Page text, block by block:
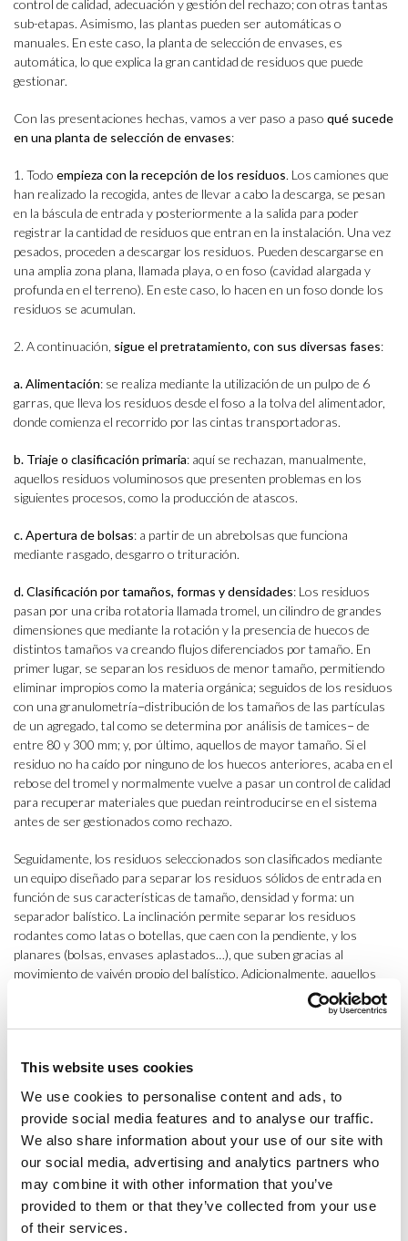
This website uses cookies
We use cookies to personalise content and ads, to
provide social media features and to analyse our traffic.
We also share information about your use of our site with
our social media, advertising and analytics partners who
may combine it with other information that you’ve
provided to them or that they’ve collected from your use
of their services.
control de calidad, adecuación y gestión del rechazo; con otras tantas
sub-etapas. Asimismo, las plantas pueden ser automáticas o
manuales. En este caso, la planta de selección de envases, es
automática, lo que explica la gran cantidad de residuos que puede
gestionar.
Con las presentaciones hechas, vamos a ver paso a paso qué sucede
en una planta de selección de envases:
1. Todo empieza con la recepción de los residuos. Los camiones que
han realizado la recogida, antes de llevar a cabo la descarga, se pesan
en la báscula de entrada y posteriormente a la salida para poder
registrar la cantidad de residuos que entran en la instalación. Una vez
pesados, proceden a descargar los residuos. Pueden descargarse en
una amplia zona plana, llamada playa, o en foso (cavidad alargada y
profunda en el terreno). En este caso, lo hacen en un foso donde los
residuos se acumulan.
2. A continuación, sigue el pretratamiento, con sus diversas fases:
a. Alimentación: se realiza mediante la utilización de un pulpo de 6
garras, que lleva los residuos desde el foso a la tolva del alimentador,
donde comienza el recorrido por las cintas transportadoras.
b. Triaje o clasificación primaria: aquí se rechazan, manualmente,
aquellos residuos voluminosos que presenten problemas en los
siguientes procesos, como la producción de atascos.
c. Apertura de bolsas: a partir de un abrebolsas que funciona
mediante rasgado, desgarro o trituración.
d. Clasificación por tamaños, formas y densidades: Los residuos
pasan por una criba rotatoria llamada tromel, un cilindro de grandes
dimensiones que mediante la rotación y la presencia de huecos de
distintos tamaños va creando flujos diferenciados por tamaño. En
primer lugar, se separan los residuos de menor tamaño, permitiendo
eliminar impropios como la materia orgánica; seguidos de los residuos
con una granulometría−distribución de los tamaños de las partículas
de un agregado, tal como se determina por análisis de tamices− de
entre 80 y 300 mm; y, por último, aquellos de mayor tamaño. Si el
residuo no ha caído por ninguno de los huecos anteriores, acaba en el
rebose del tromel y normalmente vuelve a pasar un control de calidad
para recuperar materiales que puedan reintroducirse en el sistema
antes de ser gestionados como rechazo.
Seguidamente, los residuos seleccionados son clasificados mediante
un equipo diseñado para separar los residuos sólidos de entrada en
función de sus características de tamaño, densidad y forma: un
separador balístico. La inclinación permite separar los residuos
rodantes como latas o botellas, que caen con la pendiente, y los
planares (bolsas, envases aplastados…), que suben gracias al
movimiento de vaivén propio del balístico. Adicionalmente, aquellos
finos que aún no hayan sido separados, se cuelan por las palas del
He aquí la primera peculiaridad
de la planta que visitamos: generalmente, el balístico se sitúa con
encontrado mejores rendimientos de este modo
3. Tras este pre-tratamiento,llega el turno de la selección de
materiales a través de diversos procesos:
a. Por aspiración: A ambas salidas del balístico solemos encontrar
aspiradores de film, tras el salto de nivel a la cinta de transporte.
Estos aspiradores cumplen la función de retirar las bolsas para evitar
obstaculizar el proceso posterior de selección de residuos mediante